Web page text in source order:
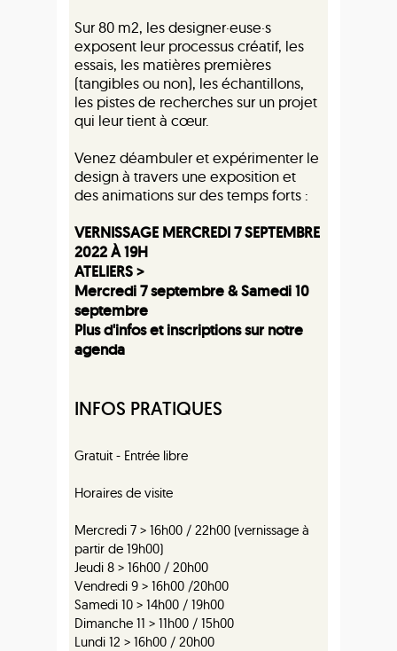
Sur 80 m2, les designer·euse·s
exposent leur processus créatif, les
essais, les matières premières
(tangibles ou non), les échantillons,
les pistes de recherches sur un projet
qui leur tient à cœur.
Venez déambuler et expérimenter le
design à travers une exposition et
des animations sur des temps forts :
VERNISSAGE MERCREDI 7 SEPTEMBRE
2022 À 19H
ATELIERS >
Mercredi 7 septembre & Samedi 10
septembre
Plus d'infos et inscriptions sur notre
agenda
INFOS PRATIQUES
Gratuit - Entrée libre
Horaires de visite
Mercredi 7 > 16h00 / 22h00 (vernissage à
partir de 19h00)
Jeudi 8 > 16h00 / 20h00
Vendredi 9 > 16h00 /20h00
Samedi 10 > 14h00 / 19h00
Dimanche 11 > 11h00 / 15h00
Lundi 12 > 16h00 / 20h00